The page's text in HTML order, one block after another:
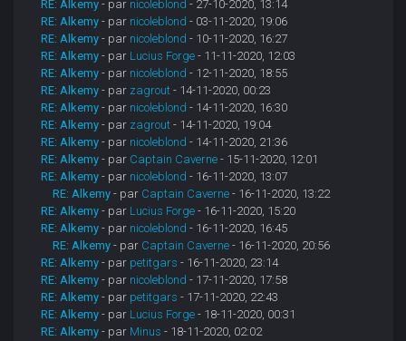
RE: Alkemy - par nicoleblond - 27-10-2020, 13:14
RE: Alkemy - par nicoleblond - 03-11-2020, 19:06
RE: Alkemy - par nicoleblond - 10-11-2020, 16:27
RE: Alkemy - par Lucius Forge - 11-11-2020, 12:03
RE: Alkemy - par nicoleblond - 12-11-2020, 18:55
RE: Alkemy - par zagrout - 14-11-2020, 00:23
RE: Alkemy - par nicoleblond - 14-11-2020, 16:30
RE: Alkemy - par zagrout - 14-11-2020, 19:04
RE: Alkemy - par nicoleblond - 14-11-2020, 21:36
RE: Alkemy - par Captain Caverne - 15-11-2020, 12:01
RE: Alkemy - par nicoleblond - 16-11-2020, 13:07
RE: Alkemy - par Captain Caverne - 16-11-2020, 13:22
RE: Alkemy - par Lucius Forge - 16-11-2020, 15:20
RE: Alkemy - par nicoleblond - 16-11-2020, 16:45
RE: Alkemy - par Captain Caverne - 16-11-2020, 20:56
RE: Alkemy - par petitgars - 16-11-2020, 23:14
RE: Alkemy - par nicoleblond - 17-11-2020, 17:58
RE: Alkemy - par petitgars - 17-11-2020, 22:43
RE: Alkemy - par Lucius Forge - 18-11-2020, 00:31
RE: Alkemy - par Minus - 18-11-2020, 02:02